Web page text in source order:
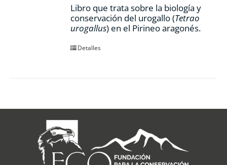
Libro que trata sobre la biología y
conservación del urogallo (Tetrao
urogallus) en el Pirineo aragonés.
Detalles